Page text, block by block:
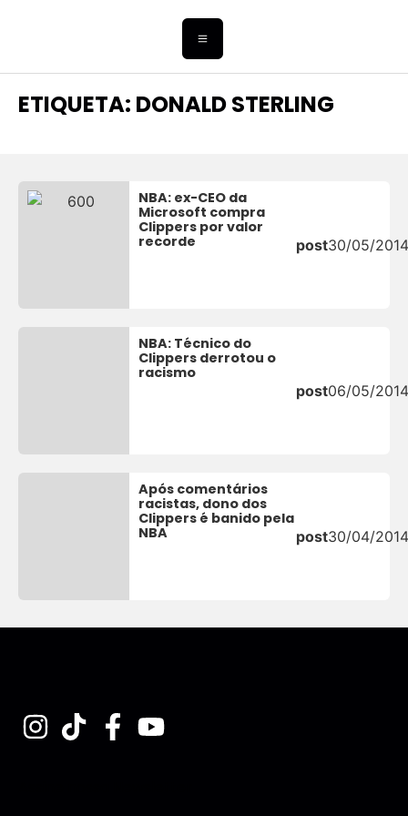
ETIQUETA: DONALD STERLING
NBA: ex-CEO da
Microsoft compra
Clippers por valor
recorde
post30/05/
NBA: Técnico do
Clippers derrotou o
racismo
post06/05/
Após comentários
racistas, dono dos
Clippers é banido pela
NBA
post30/04/